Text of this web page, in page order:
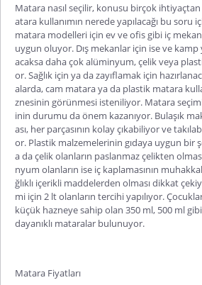
Matara nasıl seçilir, konusu birçok
atara kullanımın nerede yapılacağı bu soru
matara modelleri için ev ve ofis gibi iç
uygun oluyor. Dış mekanlar için ise ve
acaksa daha çok alüminyum, çelik veya
or. Sağlık için ya da zayıflamak için
alarda, cam matara ya da plastik matara
znesinin görünmesi isteniliyor. Matara
inin durumu da önem kazanıyor. Bulaşık
ası, her parçasının kolay çıkabiliyor ve
or. Plastik malzemelerinin gıdaya uygun bir
a da çelik olanların paslanmaz çelikten
nyum olanların ise iç kaplamasının
ğlıklı içerikli maddelerden olması dikkat
mi için 2 lt olanların tercihi yapılıyor.
küçük hazneye sahip olan 350 ml, 500 ml
dayanıklı mataralar bulunuyor.
Matara Fiyatları